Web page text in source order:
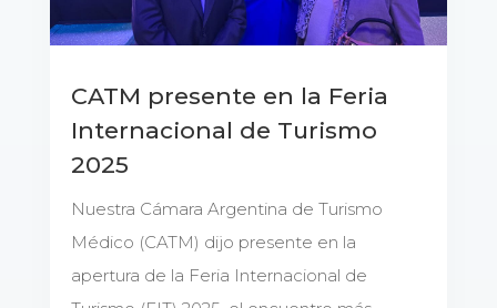
CATM presente en la Feria
Internacional de Turismo
2025
Nuestra Cámara Argentina de Turismo
Médico (CATM) dijo presente en la
apertura de la Feria Internacional de